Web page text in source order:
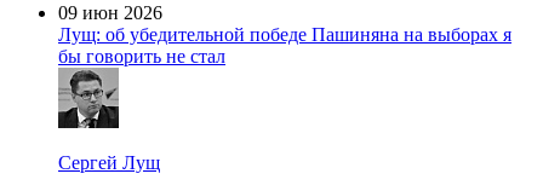
09 июн 2026
Лущ: об убедительной победе Пашиняна на выборах я
бы говорить не стал
Сергей Лущ